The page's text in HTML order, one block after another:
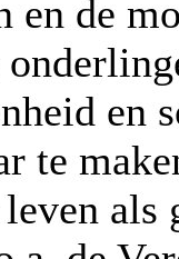
en de
en
te
als